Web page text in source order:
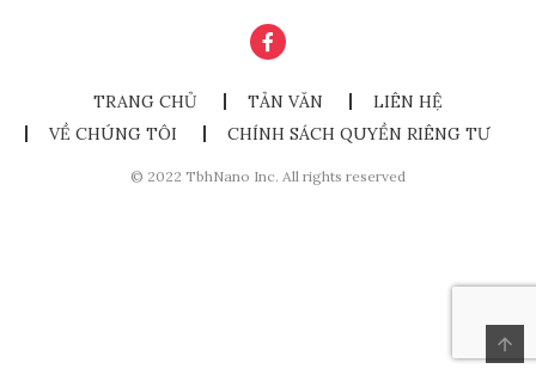
TRANG CHỦ TẢN VĂN
LIÊN HỆ
VỀ CHÚNG TÔI
CHÍNH SÁCH QUYỀN RIÊNG TƯ
© 2022 TbhNano Inc. All rights reserved